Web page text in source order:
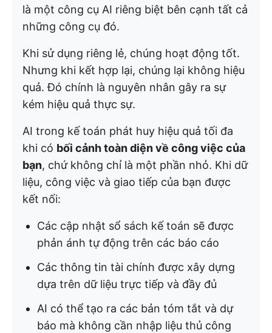
là một công cụ AI riêng biệt bên cạnh tất cả
những công cụ đó.
Khi sử dụng riêng lẻ, chúng hoạt động tốt.
Nhưng khi kết hợp lại, chúng lại không hiệu
quả. Đó chính là nguyên nhân gây ra sự
kém hiệu quả thực sự.
AI trong kế toán phát huy hiệu quả tối đa
khi có bối cảnh toàn diện về công việc của
bạn, chứ không chỉ là một phần nhỏ. Khi dữ
liệu, công việc và giao tiếp của bạn được
kết nối:
Các cập nhật sổ sách kế toán sẽ được
phản ánh tự động trên các báo cáo
Các thông tin tài chính được xây dựng
dựa trên dữ liệu trực tiếp và đầy đủ
AI có thể tạo ra các bản tóm tắt và dự
báo mà không cần nhập liệu thủ công